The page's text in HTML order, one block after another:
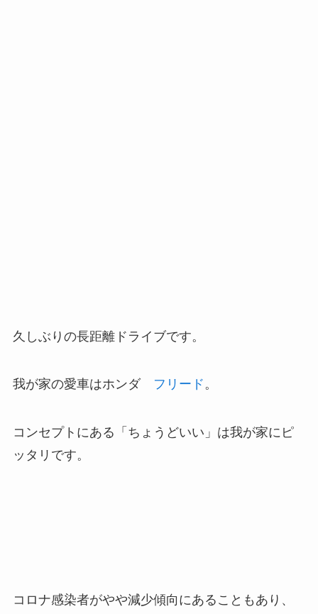
久しぶりの長距離ドライブです。
我が家の愛車はホンダ フリード。
コンセプトにある「ちょうどいい」は我が家にピ
ッタリです。
コロナ感染者がやや減少傾向にあることもあり、